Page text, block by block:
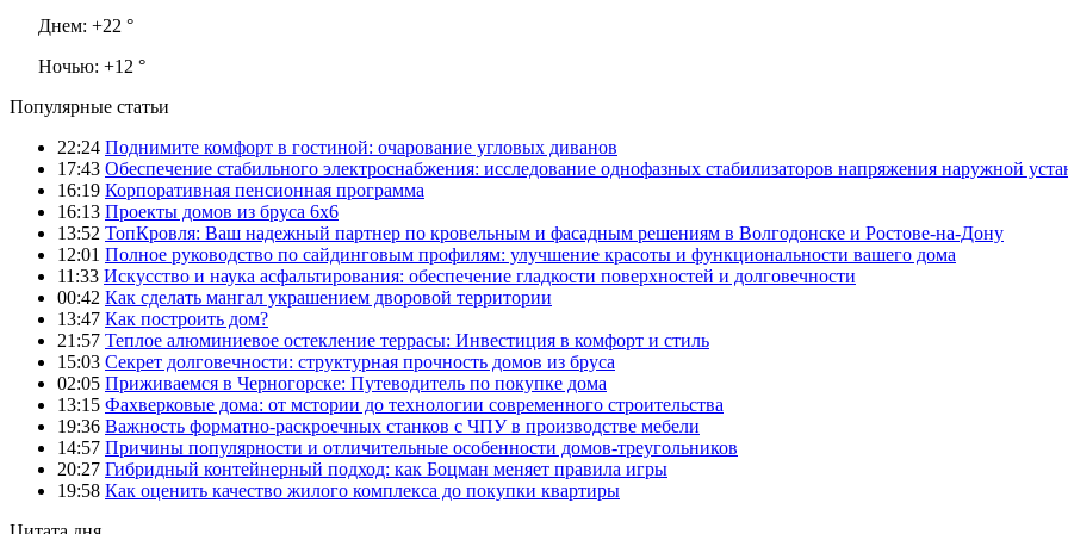
Днем: +22 °
Ночью: +12 °
Популярные статьи
22:24 Поднимите комфорт в гостиной: очарование угловых диванов
17:43 Обеспечение стабильного электроснабжения: исследование однофазных стабилизаторов напряжения наружной
16:19 Корпоративная пенсионная программа
16:13 Проекты домов из бруса 6х6
13:52 ТопКровля: Ваш надежный партнер по кровельным и фасадным решениям в Волгодонске и Ростове-на-Дону
12:01 Полное руководство по сайдинговым профилям: улучшение красоты и функциональности вашего дома
11:33 Искусство и наука асфальтирования: обеспечение гладкости поверхностей и долговечности
00:42 Как сделать мангал украшением дворовой территории
13:47 Как построить дом?
21:57 Теплое алюминиевое остекление террасы: Инвестиция в комфорт и стиль
15:03 Секрет долговечности: структурная прочность домов из бруса
02:05 Приживаемся в Черногорске: Путеводитель по покупке дома
13:15 Фахверковые дома: от мстории до технологии современного строительства
19:36 Важность форматно-раскроечных станков с ЧПУ в производстве мебели
14:57 Причины популярности и отличительные особенности домов-треугольников
20:27 Гибридный контейнерный подход: как Боцман меняет правила игры
19:58 Как оценить качество жилого комплекса до покупки квартиры